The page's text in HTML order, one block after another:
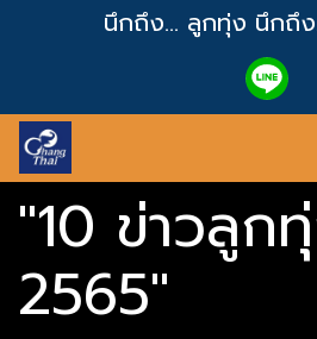
นึกถึง... ลูกทุ่ง นึกถึง
"10 ข่าวลูก
2565"